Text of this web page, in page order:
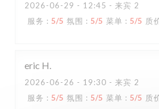
2026-06-29 - 12:45 - 来宾 2
服务 : 5/5 氛围 : 5/5 菜单 : 5/5 质
eric H
2026-06-26 - 19:30 - 来宾 2
服务 : 5/5 氛围 : 5/5 菜单 : 5/5 质